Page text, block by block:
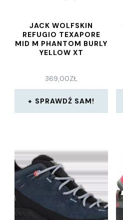
JACK WOLFSKIN
REFUGIO TEXAPORE
MID M PHANTOM BURLY
YELLOW XT
369,00ZŁ
SPRAWDŹ SAM!